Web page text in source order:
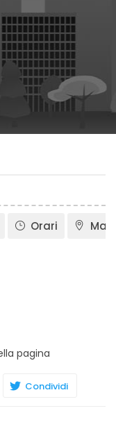
Orari
pagina
Condividi